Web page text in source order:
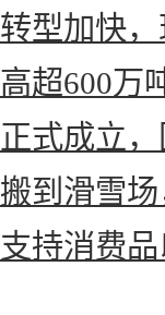
型加快
超600万
式成立
到滑雪
持消费